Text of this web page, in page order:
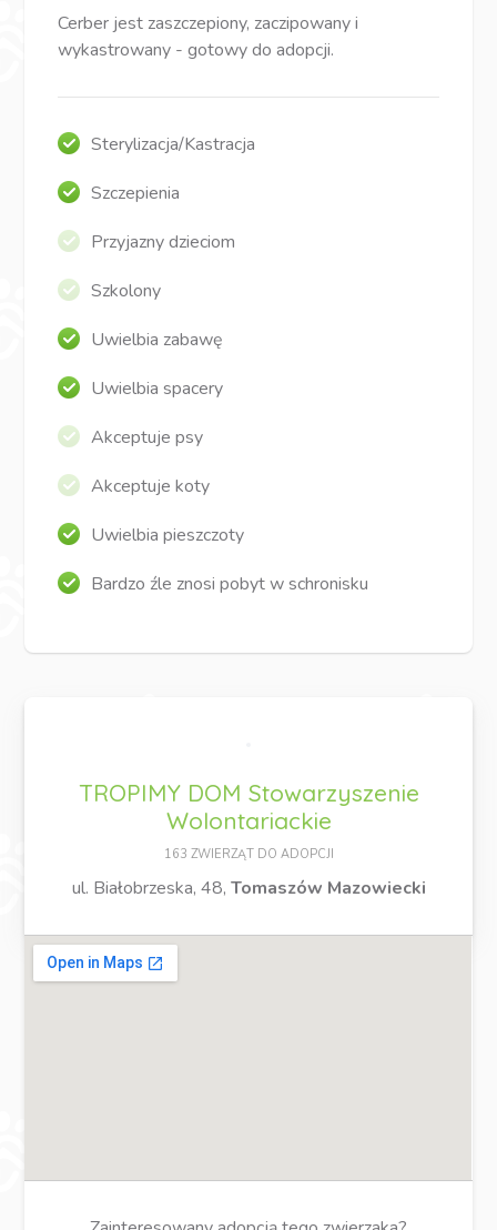
Cerber jest zaszczepiony, zaczipowany i
wykastrowany - gotowy do adopcji.
Sterylizacja/Kastracja
Szczepienia
Przyjazny dzieciom
Szkolony
Uwielbia zabawę
Uwielbia spacery
Akceptuje psy
Akceptuje koty
Uwielbia pieszczoty
Bardzo źle znosi pobyt w schronisku
TROPIMY DOM Stowarzyszenie
Wolontariackie
163 ZWIERZĄT DO ADOPCJI
ul. Białobrzeska, 48, Tomaszów Mazowiecki